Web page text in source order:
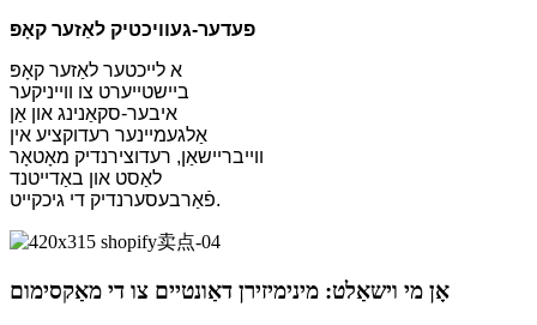
פעדער-געוויכטיק לאַזער קאָפּ
א לייכטער לאַזער קאָפּ
ביישטייערט צו ווייניקער
איבער-סקאַנינג און אַן
אַלגעמיינער רעדוקציע אין
ווייבריישאַן, רעדוצירנדיק מאָטאָר
לאַסט און באַדייטנד
פֿאַרבעסערנדיק די גיכקייט.
אָן מי וישאַלט: מינימיזירן דאַונטיים צו די מאַקסימום